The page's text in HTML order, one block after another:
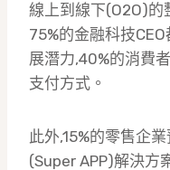
線上到線下(O2O)的
75%的金融科技
展潛力,40%的消費
支付方式。
此外,15%的零售企
(Super APP)解決方